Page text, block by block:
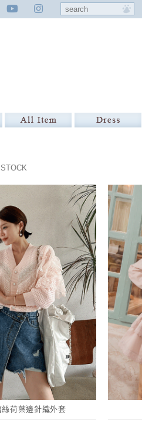
荷葉邊針織外套